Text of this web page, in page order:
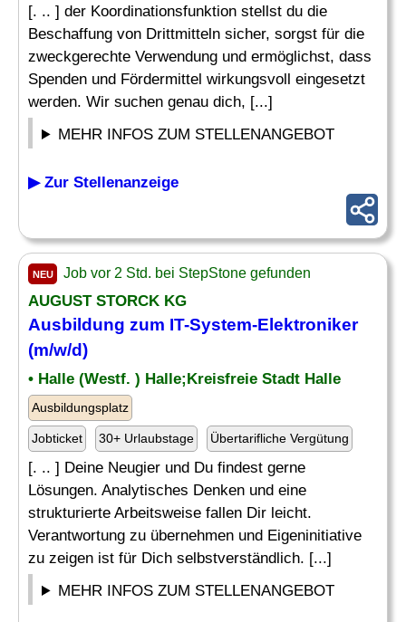
[. .. ] der Koordinationsfunktion stellst du die
Beschaffung von Drittmitteln sicher, sorgst für die
zweckgerechte Verwendung und ermöglichst, dass
Spenden und Fördermittel wirkungsvoll eingesetzt
werden. Wir suchen genau dich, [...]
MEHR INFOS ZUM STELLENANGEBOT
▶ Zur Stellenanzeige
NEU Job vor 2 Std. bei StepStone gefunden
AUGUST STORCK KG
Ausbildung zum IT-System-Elektroniker
(m/w/d)
• Halle (Westf. ) Halle;Kreisfreie Stadt Halle
Ausbildungsplatz
Jobticket 30+ Urlaubstage Übertarifliche Vergütung
[. .. ] Deine Neugier und Du findest gerne
Lösungen. Analytisches Denken und eine
strukturierte Arbeitsweise fallen Dir leicht.
Verantwortung zu übernehmen und Eigeninitiative
zu zeigen ist für Dich selbstverständlich. [...]
MEHR INFOS ZUM STELLENANGEBOT